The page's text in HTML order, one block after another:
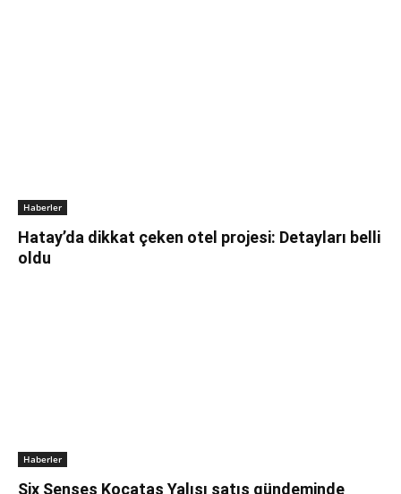
Haberler
Hatay’da dikkat çeken otel projesi: Detayları belli
oldu
Haberler
Six Senses Kocataş Yalısı satış gündeminde